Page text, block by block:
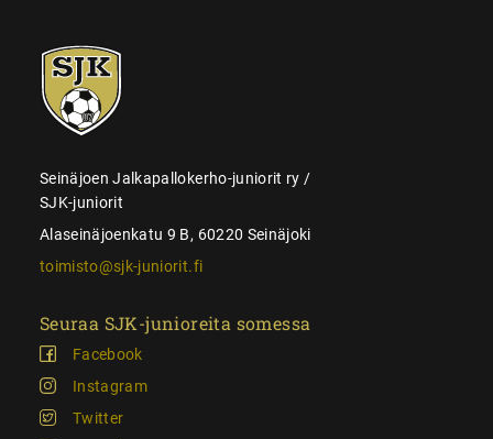
SJK-
juniorit
Seinäjoen Jalkapallokerho-juniorit ry /
SJK-juniorit
Alaseinäjoenkatu 9 B, 60220 Seinäjoki
toimisto@sjk-juniorit.fi
Seuraa SJK-junioreita somessa
Facebook
Instagram
Twitter